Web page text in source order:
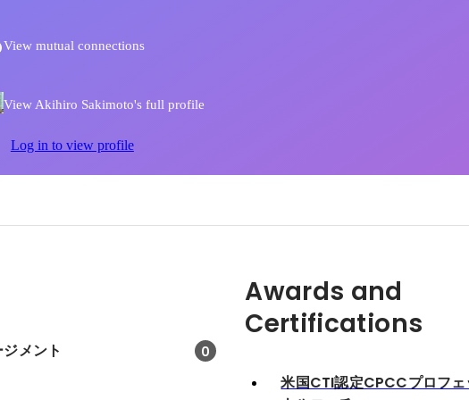
View mutual connections
View Akihiro Sakimoto's full profile
Log in to view profile
メント 0
Awards and
Certifications
米国CTI認定CPCCプロフ